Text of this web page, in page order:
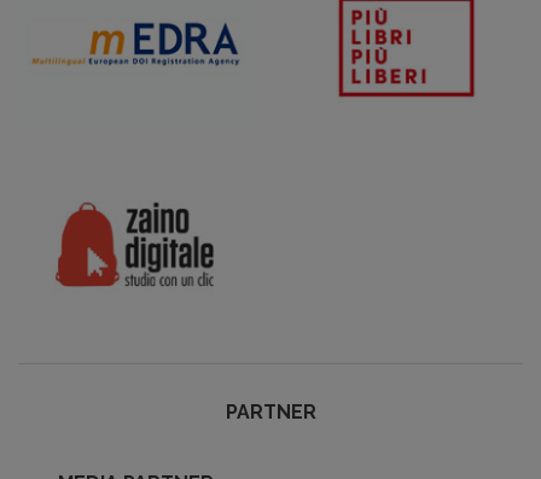
PARTNER